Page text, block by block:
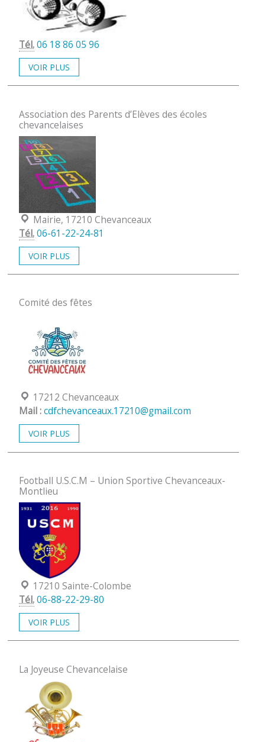
Tél.06 18 86 05 96
VOIR PLUS
Association des Parents d’Elèves des écoles
chevancelaises
Localisation :
Mairie, 17210 Chevanceaux
Tél.06-61-22-24-81
VOIR PLUS
Comité des fêtes
Localisation :
17212 Chevanceaux
Mail :cdfchevanceaux.17210@gmail.com
VOIR PLUS
Football U.S.C.M – Union Sportive Chevanceaux-
Montlieu
Localisation :
17210 Sainte-Colombe
Tél.06-88-22-29-80
VOIR PLUS
La Joyeuse Chevancelaise